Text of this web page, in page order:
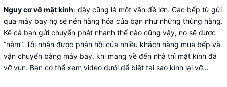
Nguy cơ vỡ mặt kính: đây cũng là một vấn đề lớn. Các bếp từ gửi
qua máy bay họ sẽ nén hàng hóa của bạn như những thùng hàng.
Kể cả bạn gửi chuyển phát nhanh thế nào cũng vậy, nó sẽ được
“ném”. Tôi nhận được phản hồi của nhiều khách hàng mua bếp và
vận chuyển bằng máy bay, khi mang về đến nhà thì mặt kính đã
vỡ vụn. Bạn có thể xem video dưới để biết tại sao kính lại vỡ…